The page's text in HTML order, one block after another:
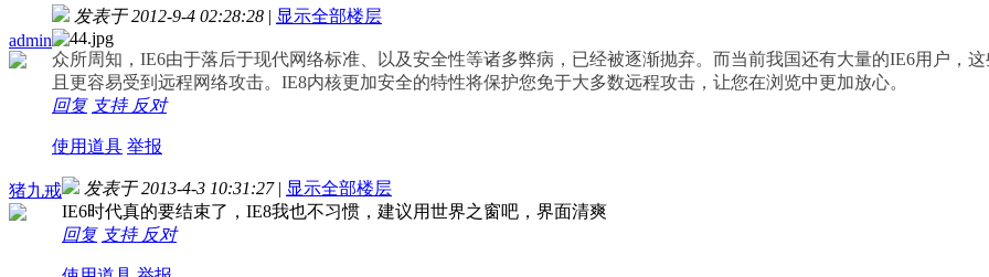
admin
发表于 2012-9-4 02:28:28 | 显示全部楼层
众所周知，IE6由于落后于现代网络标准、以及安全性等诸多弊病，已经被逐渐抛弃。而当前我国还有大量的IE6用户，
且更容易受到远程网络攻击。IE8内核更加安全的特性将保护您免于大多数远程攻击，让您在浏览中更加放心。
回复 支持 反对
使用道具 举报
猪九戒 发表于 2013-4-3 10:31:27 | 显示全部楼层
IE6时代真的要结束了，IE8我也不习惯，建议用世界之窗吧，界面清爽
回复 支持 反对